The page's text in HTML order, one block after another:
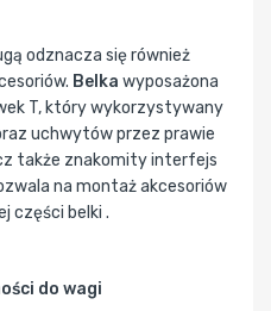
odznacza się również
Belka wyposażona
T, który wykorzystywany
uchwytów przez prawie
także znakomity interfejs
na montaż akcesoriów
części belki .
do wagi